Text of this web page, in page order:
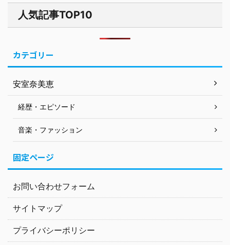
人気記事TOP10
カテゴリー
安室奈美恵
経歴・エピソード
音楽・ファッション
固定ページ
お問い合わせフォーム
サイトマップ
プライバシーポリシー